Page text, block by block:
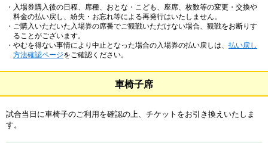
・入場券購入後の日程、席種、おとな・こども、座席、枚数等の変更・交換や
料金の払い戻し、紛失・お忘れ等による再発行はいたしません。
・ご購入いただいた入場券の席番でご観戦いただけない場合、観戦をお断りす
ることがございます。
・やむを得ない事情により中止となった場合の入場券の払い戻しは、 払い戻し
方法確認ページをご確認ください。
車椅子席
試合当日に車椅子のご利用を確認の上、チケットをお引き換えいたしま
す。